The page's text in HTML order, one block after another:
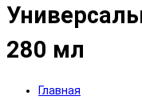
280 мл
Главная